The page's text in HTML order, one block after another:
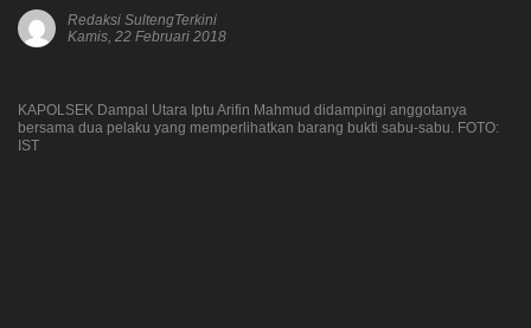
Redaksi SultengTerkini
Kamis, 22 Februari 2018
KAPOLSEK Dampal Utara Iptu Arifin Mahmud didampingi anggotanya
bersama dua pelaku yang memperlihatkan barang bukti sabu-sabu. FOTO:
IST